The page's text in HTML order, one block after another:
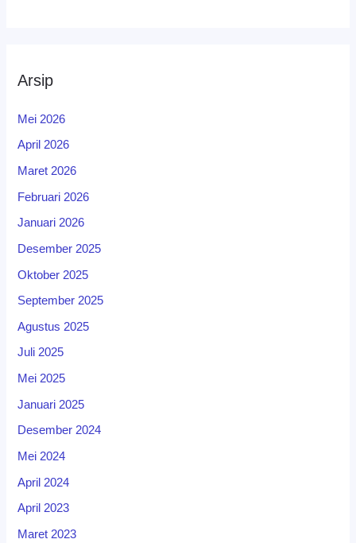
Arsip
Mei 2026
April 2026
Maret 2026
Februari 2026
Januari 2026
Desember 2025
Oktober 2025
September 2025
Agustus 2025
Juli 2025
Mei 2025
Januari 2025
Desember 2024
Mei 2024
April 2024
April 2023
Maret 2023